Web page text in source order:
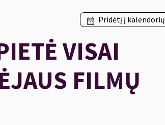
Pridėtį į kalendorių
VISAI
FILMŲ